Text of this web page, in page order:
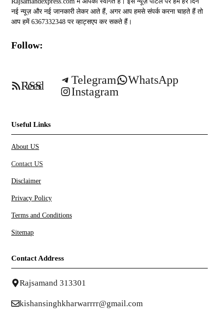
नई न्यूज़ और नई जानकारी लेकर आते हैं, अगर आप हमसे संपर्क करना चाहते हैं तो
आप हमें 6367332348 पर व्हाट्सएप कर सकते हैं।
Follow:
RSS Feed Telegram
WhatsApp
Instagram
Useful Links
About US
Contact US
Disclaimer
Privacy Policy
Terms and Conditions
Sitemap
Contact Address
Rajsamand 313301
kishansinghkharwarrrr@gmail.com